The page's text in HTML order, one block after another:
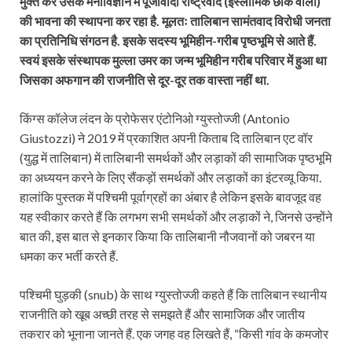
की भावना की स्थापना कर रहा है. मूलतः तालिबान सामंतवाद विरोधी जनता
का प्रतिनिधि संगठन है. इसके सदस्य भूमिहीन-गरीब पृष्ठभूमि से आते हैं.
स्वयं इसके संस्थापक मुल्ला उमर का जन्म भूमिहीन गरीब परिवार में हुआ था
जिसका अफगान की राजनीति से दूर-दूर तक वास्ता नहीं था.
किंग्स कॉलेज लंदन के प्रोफेसर एंटोनिओ ग्युस्तोज्जी (Antonio
Giustozzi) ने 2019 में प्रकाशित अपनी किताब दि तालिबान एट वॉर
(युद्ध में तालिबान) में तालिबानी समर्थकों और लड़ाकों की सामाजिक पृष्ठभूमि
का अध्ययन करने के लिए सैंकड़ों समर्थकों और लड़ाकों का इंटरव्यू किया.
हालांकि पुस्तक में पश्चिमी पूर्वाग्रहों का अंबार है लेकिन इसके बावजूद वह
यह स्वीकार करते हैं कि लगभग सभी समर्थकों और लड़ाकों ने, जिनसे उन्होंने
बात की, इस बात से इनकार किया कि तालिबानी नौजवानों को जबरन या
धमका कर भर्ती करते हैं.
पश्चिमी घुड़की (snub) के साथ ग्युस्तोज्जी कहते हैं कि तालिबान स्थानीय
राजनीति को खूब अच्छी तरह से समझते हैं और सामाजिक और जातीय
तकरार को भूनाना जानते हैं. एक जगह वह लिखते हैं, “किसी गांव के कमजोर